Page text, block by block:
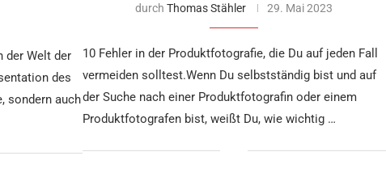
der Welt der
des
sondern auch
durchThomas Stähler 29. Mai 2023
10 Fehler in der Produktfotografie, die Du auf jeden Fall
vermeiden solltest.Wenn Du selbstständig bist und auf
der Suche nach einer Produktfotografin oder einem
Produktfotografen bist, weißt Du, wie wichtig …